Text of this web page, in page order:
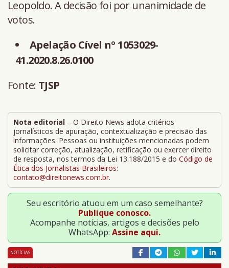
Leopoldo. A decisão foi por unanimidade de
votos.
Apelação Cível nº 1053029-
41.2020.8.26.0100
Fonte: TJSP
Nota editorial – O Direito News adota critérios
jornalísticos de apuração, contextualização e precisão das
informações. Pessoas ou instituições mencionadas podem
solicitar correção, atualização, retificação ou exercer direito
de resposta, nos termos da Lei 13.188/2015 e do Código de
Ética dos Jornalistas Brasileiros:
contato@direitonews.com.br.
Seu escritório atuou em um caso semelhante?
Publique conosco.
Acompanhe notícias, artigos e decisões pelo
WhatsApp: Assine aqui.
NOTÍCIAS